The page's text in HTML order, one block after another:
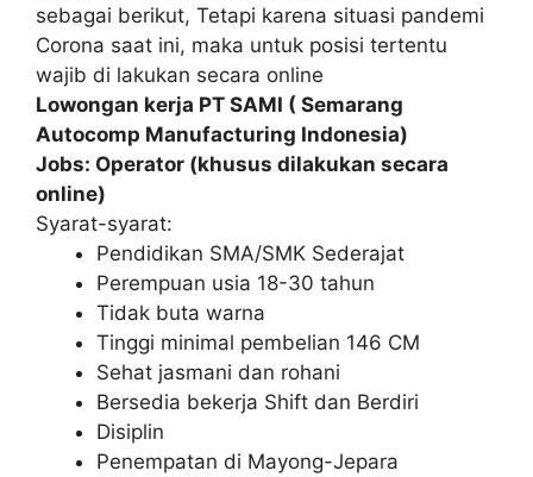
sebagai berikut, Tetapi karena situasi pandemi
Corona saat ini, maka untuk posisi tertentu
wajib di lakukan secara online
Lowongan kerja PT SAMI ( Semarang
Autocomp Manufacturing Indonesia)
Jobs: Operator (khusus dilakukan secara
online)
Syarat-syarat:
Pendidikan SMA/SMK Sederajat
Perempuan usia 18-30 tahun
Tidak buta warna
Tinggi minimal pembelian 146 CM
Sehat jasmani dan rohani
Bersedia bekerja Shift dan Berdiri
Disiplin
Penempatan di Mayong-Jepara